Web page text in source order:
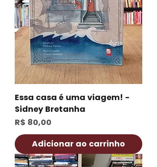
Essa casa é uma viagem! -
Sidney Bretanha
Preço
R$ 80,00
Adicionar ao carrinho